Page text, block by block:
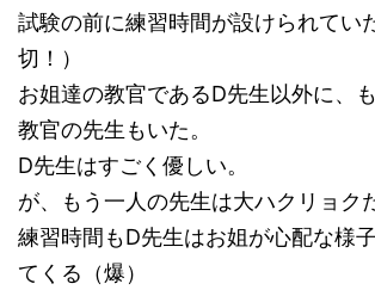
試験の前に練習時間が設けられてい
切！）
お姐達の教官であるD先生以外に、
教官の先生もいた。
D先生はすごく優しい。
が、もう一人の先生は大ハクリョク
練習時間もD先生はお姐が心配な様
てくる（爆）